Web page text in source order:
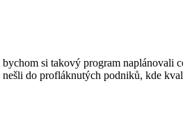
si takový program
do profláknutých podniků, kde